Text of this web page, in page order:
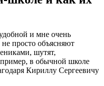
и мне очень
просто объясняют
шутят,
в обычной школе
Кириллу Сергеевичу